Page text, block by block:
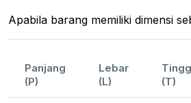
Apabila barang memiliki dimensi
Panjang
(P)
Lebar
(L)
(T)